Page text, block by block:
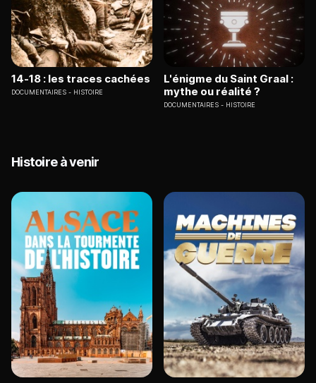
14-18 : les traces cachées
DOCUMENTAIRES HISTOIRE
L'énigme du Saint Graal :
mythe ou réalité ?
DOCUMENTAIRES HISTOIRE
Histoire à venir